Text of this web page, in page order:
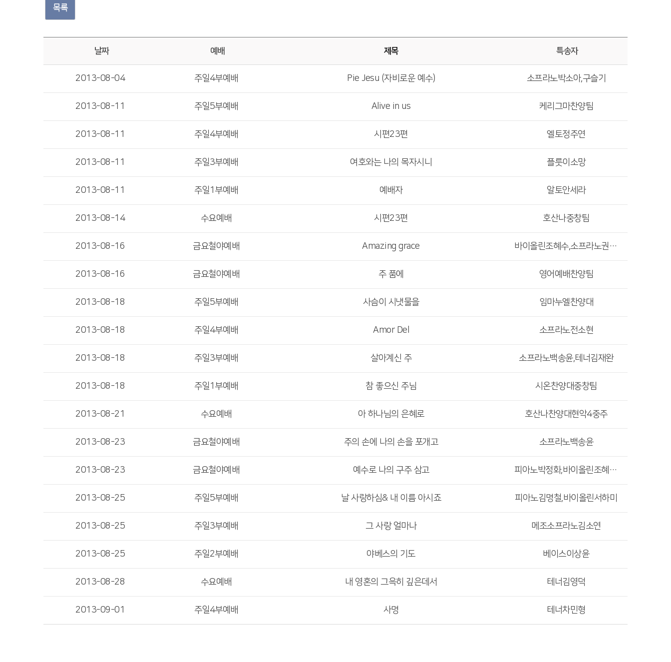
목록
날짜 예배 제목 특송자
2013-08-04 주일4부예배 Pie Jesu (자비로운 예수) 소프라노박소아,구슬기
2013-08-11 주일5부예배 Alive in us 케리그마찬양팀
2013-08-11 주일4부예배 시편23편 엘토정주연
2013-08-11 주일3부예배 여호와는 나의 목자시니 플룻이소망
2013-08-11 주일1부예배 예배자 알토안세라
2013-08-14 수요예배 시편23편 호산나중창팀
2013-08-16 금요철야예배 Amazing grace 바이올린조혜수,소프라노권혜원
2013-08-16 금요철야예배 주 품에 영어예배찬양팀
2013-08-18 주일5부예배 사슴이 시냇물을 임마누엘찬양대
2013-08-18 주일4부예배 Amor Del 소프라노전소현
2013-08-18 주일3부예배 살아계신 주 소프라노백송윤,테너김재완
2013-08-18 주일1부예배 참 좋으신 주님 시온찬양대중창팀
2013-08-21 수요예배 아 하나님의 은혜로 호산나찬양대현악4중주
2013-08-23 금요철야예배 주의 손에 나의 손을 포개고 소프라노백송윤
2013-08-23 금요철야예배 예수로 나의 구주 삼고 피아노박정화,바이올린조혜수,첼로정민영
2013-08-25 주일5부예배 날 사랑하심& 내 이름 아시죠 피아노김명철,바이올린서하미
2013-08-25 주일3부예배 그 사랑 얼마나 메조소프라노김소연
2013-08-25 주일2부예배 야베스의 기도 베이스이상윤
2013-08-28 수요예배 내 영혼의 그윽히 깊은데서 테너김영덕
2013-09-01 주일4부예배 사명 테너차민형